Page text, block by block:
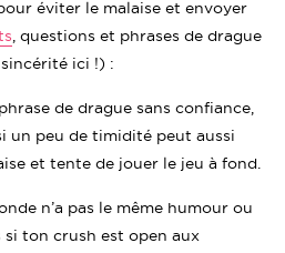
éviter le malaise et envoyer
, questions et phrases de drague
ici !) :
de drague sans confiance,
un peu de timidité peut aussi
et tente de jouer le jeu à fond.
n’a pas le même humour ou
si ton crush est open aux